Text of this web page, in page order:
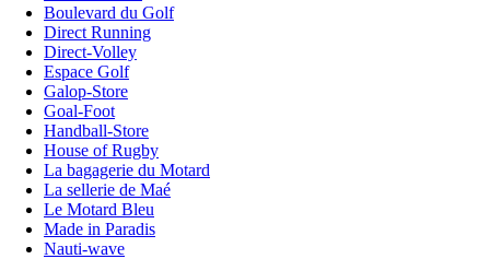
Boulevard du Golf
Direct Running
Direct-Volley
Espace Golf
Galop-Store
Goal-Foot
Handball-Store
House of Rugby
La bagagerie du Motard
La sellerie de Maé
Le Motard Bleu
Made in Paradis
Nauti-wave